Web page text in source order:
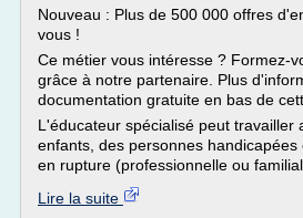
Nouveau : Plus de 500 000 offres
vous !
Ce métier vous intéresse ? Formez-
grâce à notre partenaire. Plus
documentation gratuite en bas de
L'éducateur spécialisé peut travailler
enfants, des personnes
en rupture (professionnelle ou
Lire la suite